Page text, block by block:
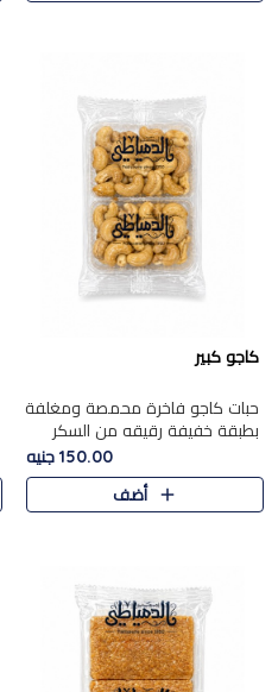
كاجو كبير
حبات كاجو فاخرة محمصة ومغلفة
بطبقة خفيفة رقيقه من السكر
المكرمل، تجمع بين توازن النعومة
زبدية غنية فاخرة والقرمشة
المرضية في حلوى شرقية بطاب..
150.00 جنيه
أضف